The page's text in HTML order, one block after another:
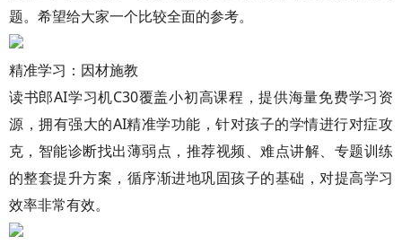
题。希望给大家一个比较全面的参考。
精准学习：因材施教
读书郎AI学习机C30覆盖小初高课程，提供海量免费学习资
源，拥有强大的AI精准学功能，针对孩子的学情进行对症攻
克，智能诊断找出薄弱点，推荐视频、难点讲解、专题训练
的整套提升方案，循序渐进地巩固孩子的基础，对提高学习
效率非常有效。